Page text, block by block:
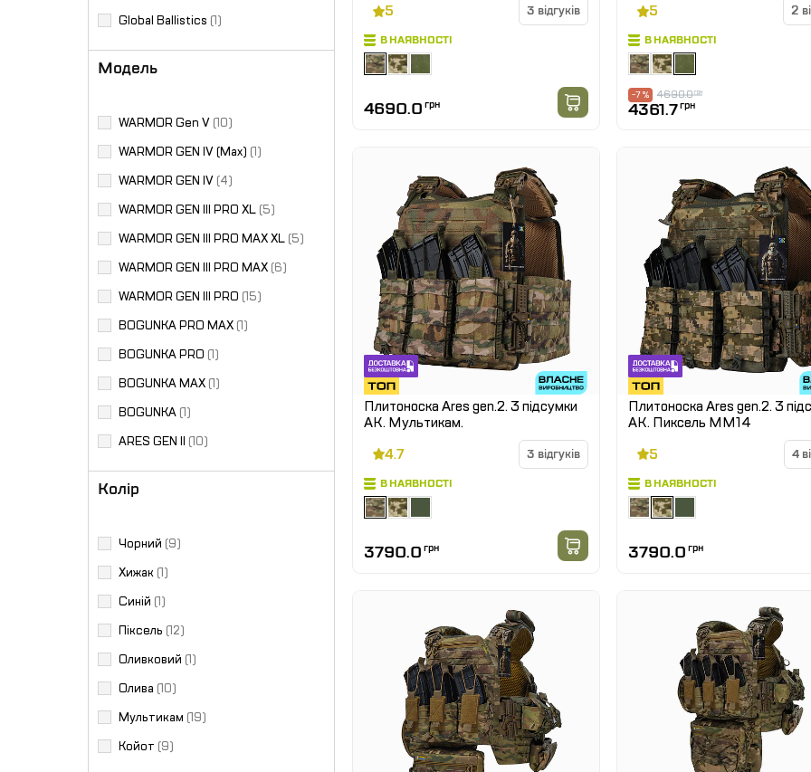
Global Ballistics (1)
Модель
WARMOR Gen V (10)
WARMOR GEN IV (Max) (1)
WARMOR GEN IV (4)
WARMOR GEN III PRO XL (5)
WARMOR GEN III PRO MAX XL (5)
WARMOR GEN III PRO MAX (6)
WARMOR GEN III PRO (15)
BOGUNKA PRO MAX (1)
BOGUNKA PRO (1)
BOGUNKA MAX (1)
BOGUNKA (1)
ARES GEN II (10)
Колір
Чорний (9)
Хижак (1)
Синій (1)
Піксель (12)
Оливковий (1)
Олива (10)
Мультикам (19)
Койот (9)
5
3 відгуків
В НАЯВНОСТІ
4690.0 грн
5
2
В НАЯВНОСТІ
4690.0грн
-7 %
4361.7грн
Плитоноска Ares gen.2. 3 підсумки
АК. Мультикам.
4.7
3 відгуків
В НАЯВНОСТІ
3790.0 грн
Плитоноска Ares gen.2. 3
АК. Пиксель ММ14
5
4
В НАЯВНОСТІ
3790.0 грн